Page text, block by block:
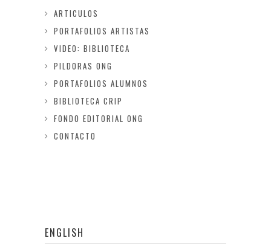
ARTICULOS
PORTAFOLIOS ARTISTAS
VIDEO: BIBLIOTECA
PILDORAS ONG
PORTAFOLIOS ALUMNOS
BIBLIOTECA CRIP
FONDO EDITORIAL ONG
CONTACTO
ENGLISH